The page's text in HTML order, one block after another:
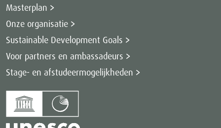
Masterplan
Onze organisatie
Sustainable Development Goals
Voor partners en ambassadeurs
Stage- en afstudeermogelijkheden